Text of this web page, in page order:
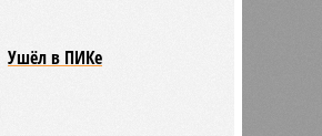
Ушёл в ПИКе